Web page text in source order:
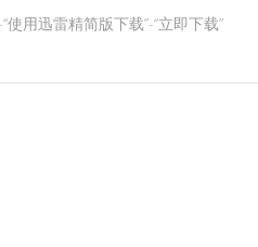
使用迅雷精简版下载”-“立即下载”